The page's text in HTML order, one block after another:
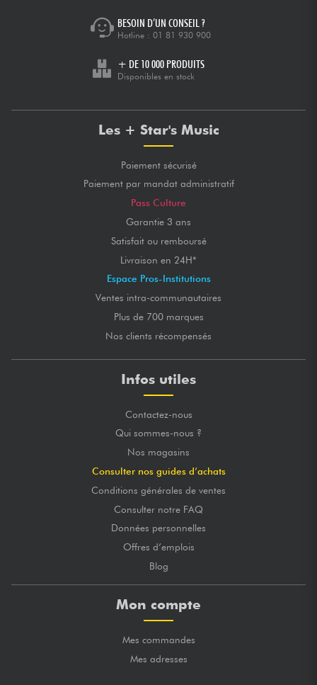
BESOIN D’UN CONSEIL ?
Hotline : 01 81 930 900
+ DE 10 000 PRODUITS
Disponibles en stock
Les + Star's Music
Paiement sécurisé
Paiement par mandat administratif
Pass Culture
Garantie 3 ans
Satisfait ou remboursé
Livraison en 24H*
Espace Pros-Institutions
Ventes intra-communautaires
Plus de 700 marques
Nos clients récompensés
Infos utiles
Contactez-nous
Qui sommes-nous ?
Nos magasins
Consulter nos guides d’achats
Conditions générales de ventes
Consulter notre FAQ
Données personnelles
Offres d’emplois
Blog
Mon compte
Mes commandes
Mes adresses